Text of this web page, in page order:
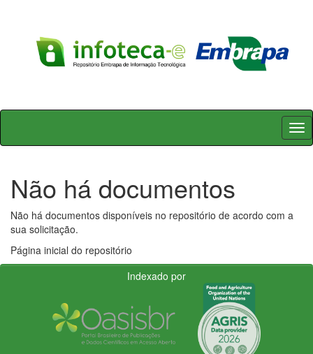
Skip
Não há documentos
Não há documentos disponíveis no repositório de acordo com a
sua solicitação.
Página inicial do repositório
Indexado por